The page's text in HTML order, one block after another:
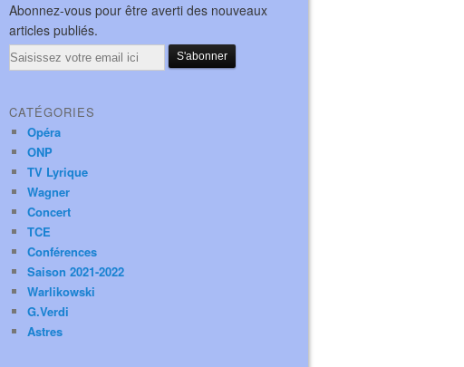
Abonnez-vous pour être averti des nouveaux
articles publiés.
Email
CATÉGORIES
Opéra
ONP
TV Lyrique
Wagner
Concert
TCE
Conférences
Saison 2021-2022
Warlikowski
G.Verdi
Astres